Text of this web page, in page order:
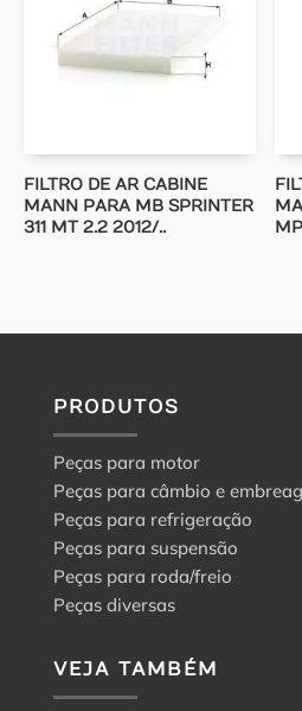
FILTRO DE AR CABINE
MANN PARA MB SPRINTER
311 MT 2.2 2012/..
PRODUTOS
Peças para motor
Peças para câmbio e
Peças para refrigeração
Peças para suspensão
Peças para roda/freio
Peças diversas
VEJA TAMBÉM